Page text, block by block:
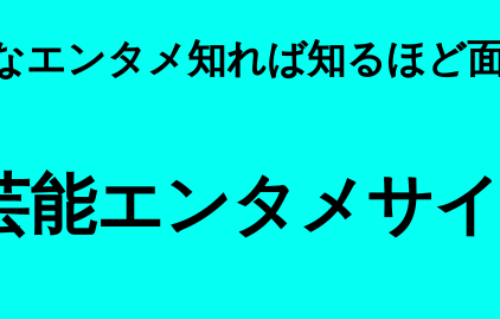
エンタメ知れば知るほど
能エンタメサ